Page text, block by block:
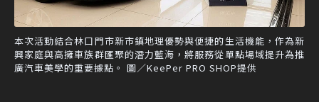
本次活動結合林口門市新市鎮地理優勢與便捷的生活機能，作為新
興家庭與高擁車族群匯聚的潛力藍海，將服務從單點場域提升為推
廣汽車美學的重要據點。 圖／KeePer PRO SHOP提供